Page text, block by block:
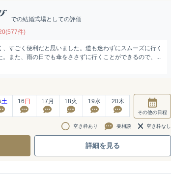
での結婚式場としての評価
件)
、すごく便利だと思いました。道も迷わずにスムーズに行く
。また、雨の日でも傘をささずに行くことができるので、...
土 16 日 17 月 18火 19水 20木
その他の日程
空き枠あり 要相談 空き枠なし
詳細を見る